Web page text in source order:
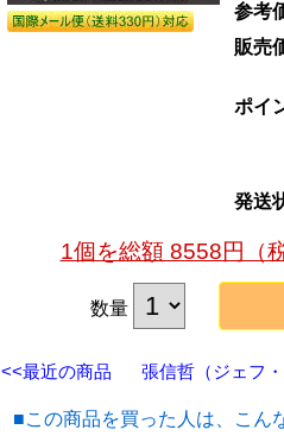
参考
販売
ポイ
発送
1個を総額 8558円（
数量
<<最近の商品 張信哲（ジェフ
■この商品を買った人は、こん